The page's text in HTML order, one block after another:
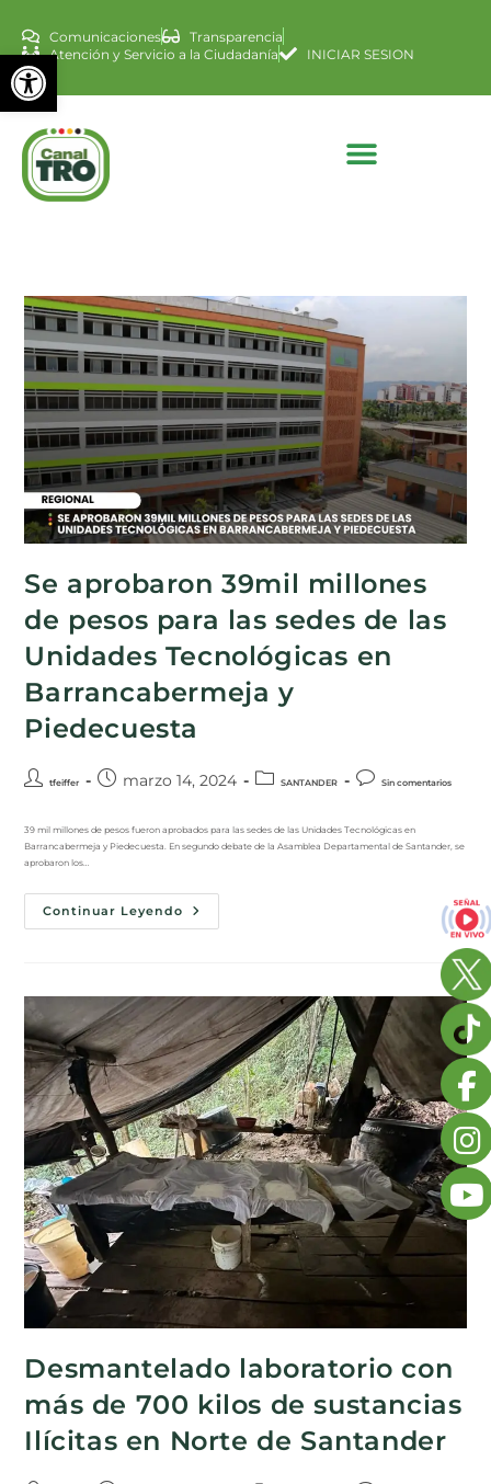
Abrir barra de
Comunicaciones
Transparencia
Atención y Servicio a la Ciudadanía
INICIAR SESION
Se aprobaron 39mil millones
de pesos para las sedes de las
Unidades Tecnológicas en
Barrancabermeja y
Piedecuesta
tfeiffer marzo 14, 2024 SANTANDER Sin comentarios
39 mil millones de pesos fueron aprobados para las sedes de las Unidades Tecnológicas en
Barrancabermeja y Piedecuesta. En segundo debate de la Asamblea Departamental de Santander, se
aprobaron los…
Continuar Leyendo
Desmantelado laboratorio con
más de 700 kilos de sustancias
Ilícitas en Norte de Santander